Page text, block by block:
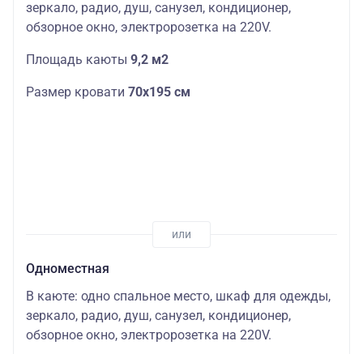
зеркало, радио, душ, санузел, кондиционер,
обзорное окно, электророзетка на 220V.
Площадь каюты 9,2 м2
Размер кровати 70х195 см
Одноместная
В каюте: одно спальное место, шкаф для одежды,
зеркало, радио, душ, санузел, кондиционер,
обзорное окно, электророзетка на 220V.